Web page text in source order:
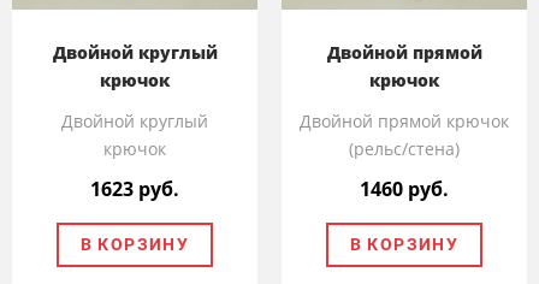
Двойной круглый
крючок
Двойной круглый
крючок
1623 руб.
В КОРЗИНУ
Двойной прямой
крючок
Двойной прямой крючок
(рельс/стена)
1460 руб.
В КОРЗИНУ